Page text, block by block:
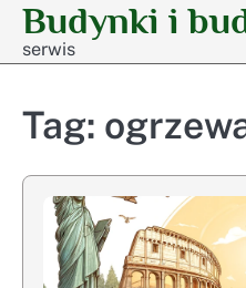
Skip
content
Budynki i
serwis
Tag: